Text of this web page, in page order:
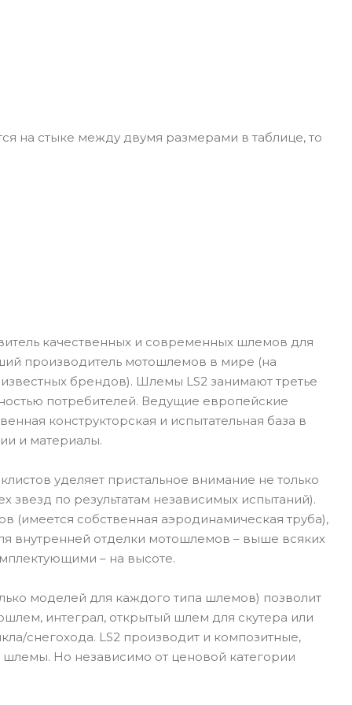
на стыке между двумя размерами в таблице, то
качественных и современных шлемов для
производитель мотошлемов в мире (на
брендов). Шлемы LS2 занимают третье
потребителей. Ведущие европейские
конструкторская и испытательная база в
и материалы.
уделяет пристальное внимание не только
звезд по результатам независимых испытаний).
(имеется собственная аэродинамическая труба),
внутренней отделки мотошлемов – выше всяких
– на высоте.
моделей для каждого типа шлемов) позволит
интеграл, открытый шлем для скутера или
снегохода. LS2 производит и композитные,
Но независимо от ценовой категории